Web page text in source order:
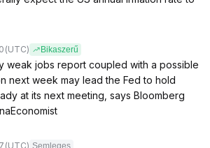
(UTC) Bikaszerű
weak jobs report coupled with a possible
next week may lead the Fed to hold
at its next meeting, says Bloomberg
(UTC) Semleges